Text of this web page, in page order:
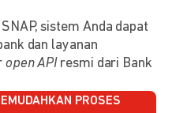
sistem Anda dapat
dan layanan
open APIresmi dari Bank
PROSES